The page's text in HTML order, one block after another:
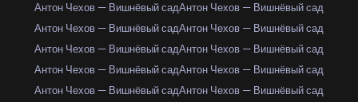
Антон Чехов — Вишнёвый садАнтон Чехов — Вишнёвый сад
Антон Чехов — Вишнёвый садАнтон Чехов — Вишнёвый сад
Антон Чехов — Вишнёвый садАнтон Чехов — Вишнёвый сад
Антон Чехов — Вишнёвый садАнтон Чехов — Вишнёвый сад
Антон Чехов — Вишнёвый садАнтон Чехов — Вишнёвый сад